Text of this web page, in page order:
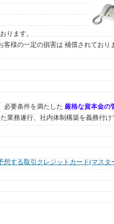
ります。
様の一定の損害は 補償されており
必要条件を満たした 厳格な資本金の
業務遂行、社内体制構築を義務付け